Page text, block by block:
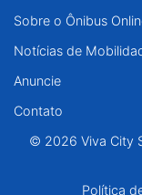
Sobre o Ônibus
Notícias de
Anuncie
Contato
© 2026 Viva City
Política